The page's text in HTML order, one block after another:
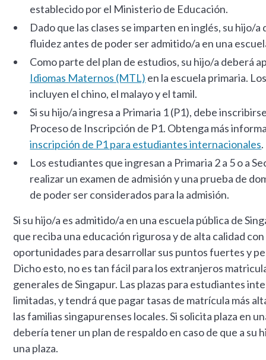
establecido por el Ministerio de Educación.
Dado que las clases se imparten en inglés, su hijo/
fluidez antes de poder ser admitido/a en una
Como parte del plan de estudios, su hijo/a deberá
Idiomas Maternos (MTL) en la escuela primaria.
incluyen el chino, el malayo y el tamil.
Si su hijo/a ingresa a Primaria 1 (P1), debe
Proceso de Inscripción de P1. Obtenga más
inscripción de P1 para estudiantes internacionales.
Los estudiantes que ingresan a Primaria 2 a 5 o a
realizar un examen de admisión y una prueba de
de poder ser considerados para la admisión.
Si su hijo/a es admitido/a en una escuela pública de
que reciba una educación rigurosa y de alta calidad
oportunidades para desarrollar sus puntos fuertes y
Dicho esto, no es tan fácil para los extranjeros
generales de Singapur. Las plazas para estudiantes
limitadas, y tendrá que pagar tasas de matrícula más
las familias singapurenses locales. Si solicita plaza en
debería tener un plan de respaldo en caso de que a su
una plaza.